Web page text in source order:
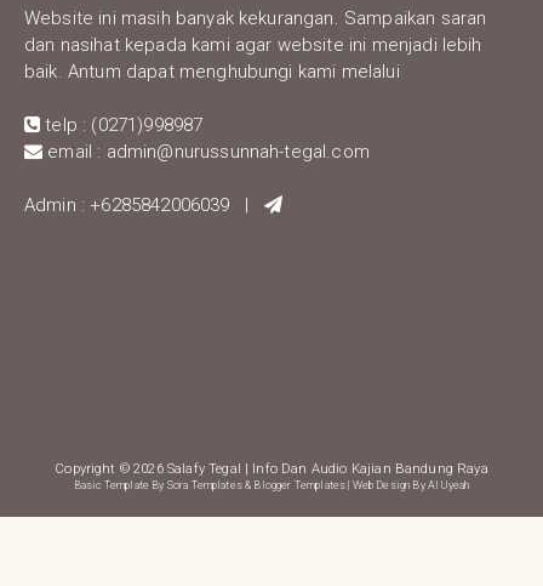
Website ini masih banyak kekurangan. Sampaikan saran
dan nasihat kepada kami agar website ini menjadi lebih
baik. Antum dapat menghubungi kami melalui
telp : (0271)998987
email : admin@nurussunnah-tegal.com
Admin : +6285842006039 |
Copyright ©2026 Salafy Tegal | Info Dan Audio Kajian Bandung Raya
Basic Template By Sora Templates& Blogger Templates | Web Design By Al Uyeah